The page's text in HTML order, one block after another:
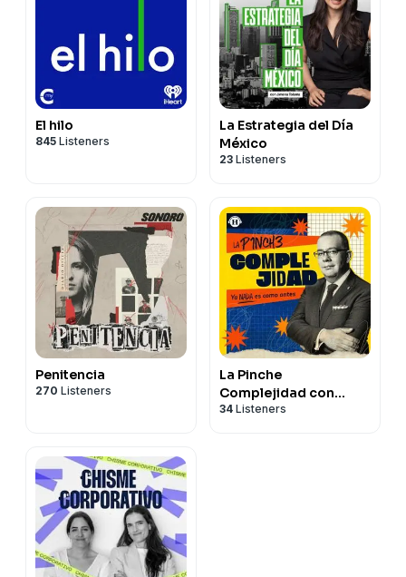
El hilo
845 Listeners
La Estrategia del Día
México
23 Listeners
Penitencia
270 Listeners
La Pinche
Complejidad con
Nicolás Alvarado
34 Listeners